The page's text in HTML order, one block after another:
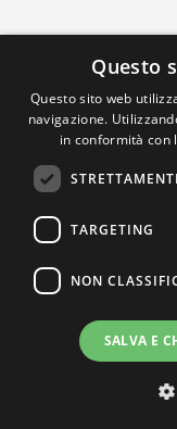
Questo
Questo sito web
navigazione.
in conformità con
TARGETING
NON
SALVA E